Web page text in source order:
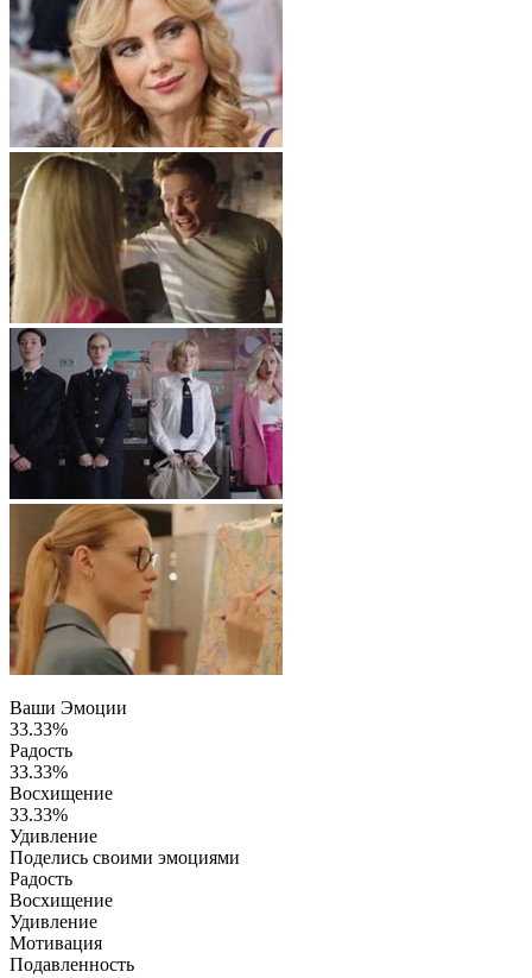
Ваши Эмоции
33.33%
Радость
33.33%
Восхищение
33.33%
Удивление
Поделись своими эмоциями
Радость
Восхищение
Удивление
Мотивация
Подавленность